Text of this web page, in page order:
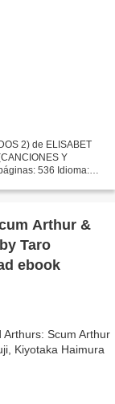
2) de ELISABET
Y
536 Idioma:
Arthur &
Taro
ebook